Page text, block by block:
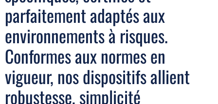
parfaitement adaptés aux
environnements à risques.
Conformes aux normes en
vigueur, nos dispositifs allient
robustesse, simplicité